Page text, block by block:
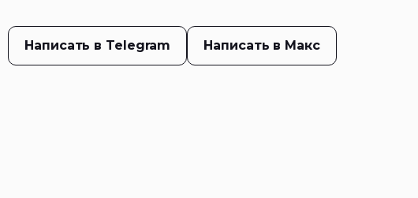
Написать в Telegram Написать в Макс